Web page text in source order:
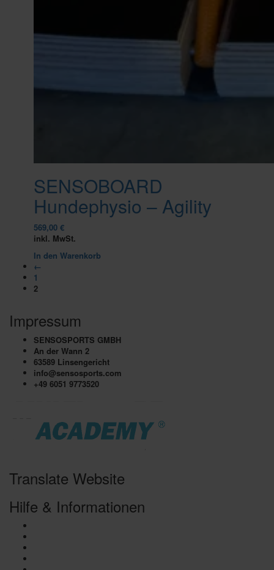
SENSOBOARD
Hundephysio – Agility
569,00 €
inkl. MwSt.
In den Warenkorb
←
1
2
Impressum
SENSOSPORTS GMBH
An der Wann 2
63589 Linsengericht
info@sensosports.com
+49 6051 9773520
Translate Website
Hilfe & Informationen